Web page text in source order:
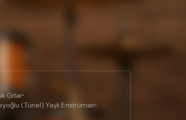
Gitar•
(Tünel) Yaylı Enstrüman•